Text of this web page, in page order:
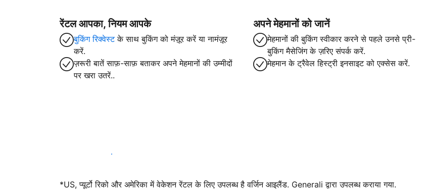
रेंटल आपका, नियम आपके
बुकिंग रिक्वेस्टके साथ बुकिंग को मंज़ूर करें या नामंज़ूर
करें.
ज़रूरी बातें साफ़-साफ़ बताकर अपने मेहमानों की उम्मीदों
पर खरा उतरें..
अपने मेहमानों को जानें
मेहमानों की बुकिंग स्वीकार करने से पहले उनसे प्री-
बुकिंग मैसेजिंग के ज़रिए संपर्क करें.
मेहमान के ट्रैवेल हिस्ट्री इनसाइट को एक्सेस करें.
आज ही हमारे साथ मेजबानी करें
*US, प्यूर्टो रिको और अमेरिका में वेकेशन रेंटल के लिए उपलब्ध है वर्जिन आइलैंड. Generali द्वारा उपलब्ध कराया गया.